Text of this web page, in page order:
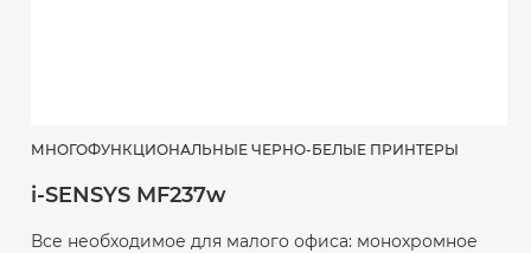
МНОГОФУНКЦИОНАЛЬНЫЕ ЧЕРНО-БЕЛЫЕ ПРИНТЕРЫ
i-SENSYS MF237w
Все необходимое для малого офиса: монохромное